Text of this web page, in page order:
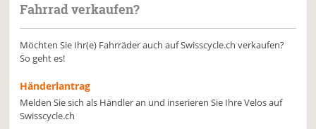
Fahrrad verkaufen?
Möchten Sie Ihr(e) Fahrräder auch auf Swisscycle.ch verkaufen?
So geht es!
Händerlantrag
Melden Sie sich als Händler an und inserieren Sie Ihre Velos auf
Swisscycle.ch